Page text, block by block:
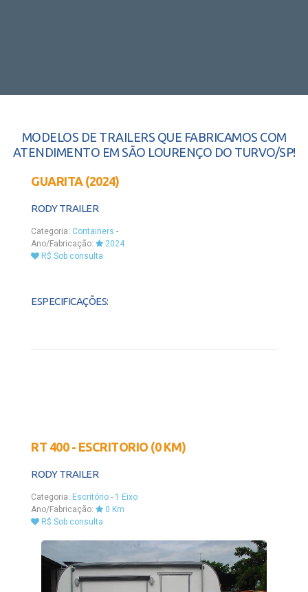
MODELOS DE TRAILERS QUE FABRICAMOS COM
ATENDIMENTO EM SÃO LOURENÇO DO TURVO/SP!
GUARITA (2024)
RODY TRAILER
Categoria: Containers -
Ano/Fabricação:
2024
R$ Sob consulta
ESPECIFICAÇÕES:
RT 400 - ESCRITORIO (0 KM)
RODY TRAILER
Categoria: Escritório - 1 Eixo
Ano/Fabricação:
0 Km
R$ Sob consulta